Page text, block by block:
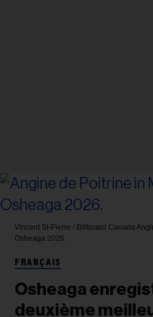
Vincent St-Pierre / Billboard Canada
Osheaga 2026.
FRANÇAIS
Osheaga
deuxième